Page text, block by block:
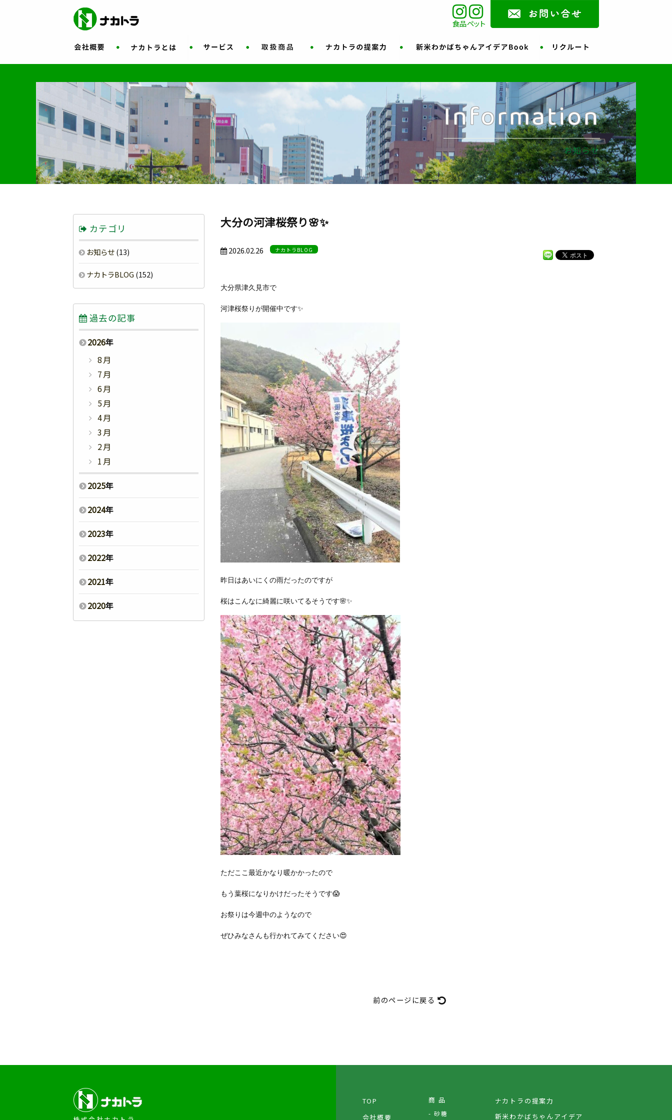
食品ペット
Information
お知らせ
大分の河津桜祭り🌸✨
2026.02.26 ナカトラBLOG
大分県津久見市で
河津桜祭りが開催中です✨
昨日はあいにくの雨だったのですが
桜はこんなに綺麗に咲いてるそうです🌸✨
ただここ最近かなり暖かかったので
もう葉桜になりかけだったそうです😱
お祭りは今週中のようなので
ぜひみなさんも行かれてみてください😍
前のページに戻る
カテゴリ
お知らせ(13)
ナカトラBLOG (152)
過去の記事
2026年
8月
7月
6月
5月
4月
3月
2月
1月
2025年
2024年
2023年
2022年
2021年
2020年
TOP
会社概要
商 品
砂糖
ナカトラの提案力
新米わかばちゃんアイデア